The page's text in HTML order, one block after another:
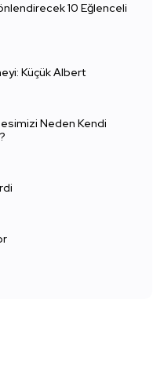
10 Eğlenceli
Küçük Albert
Neden Kendi